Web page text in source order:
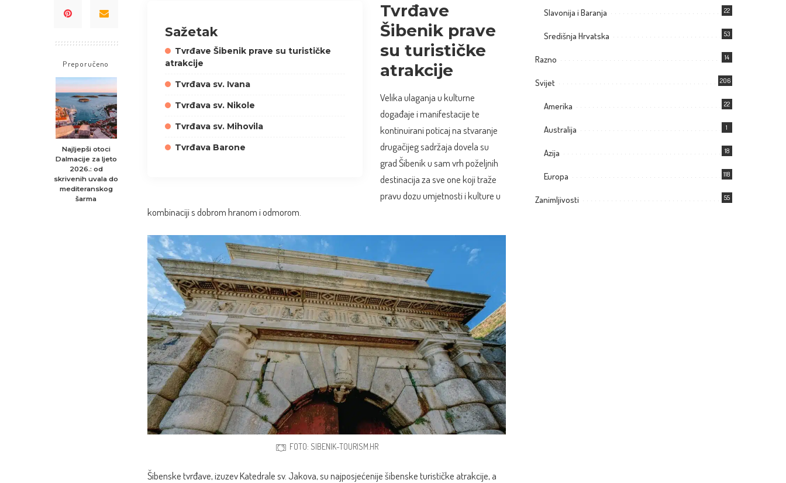
Preporučeno
Najljepši otoci
Dalmacije za ljeto
2026.: od
skrivenih uvala do
mediteranskog
šarma
Sažetak
Tvrđave Šibenik prave su turističke
atrakcije
Tvrđava sv. Ivana
Tvrđava sv. Nikole
Tvrđava sv. Mihovila
Tvrđava Barone
Tvrđave
Šibenik prave
su turističke
atrakcije
Velika ulaganja u kulturne
događaje i manifestacije te
kontinuirani poticaj na stvaranje
drugačijeg sadržaja dovela su
grad Šibenik u sam vrh poželjnih
destinacija za sve one koji traže
pravu dozu umjetnosti i kulture u
kombinaciji s dobrom hranom i odmorom.
FOTO: SIBENIK-TOURISM.HR
Šibenske tvrđave, izuzev Katedrale sv. Jakova, su najposjećenije šibenske turističke atrakcije, a
Slavonija i Baranja 22
Središnja Hrvatska 53
Razno 14
Svijet 206
Amerika 22
Australija 1
Azija 18
Europa 118
Zanimljivosti 55